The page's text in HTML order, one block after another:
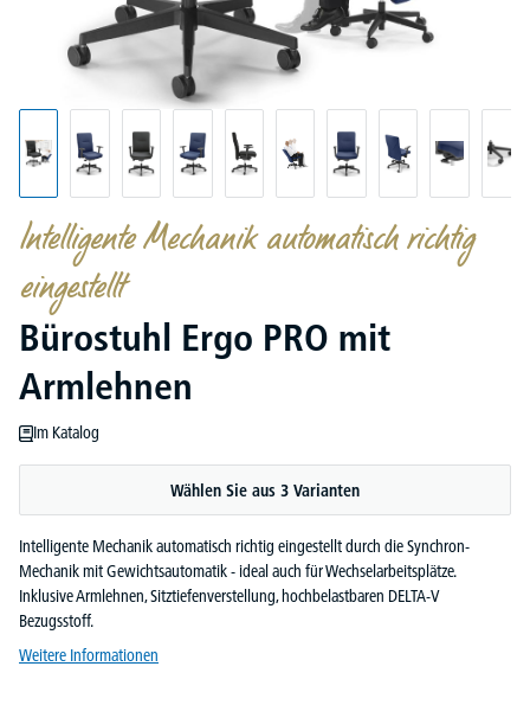
Intelligente Mechanik automatisch richtig
eingestellt
Bürostuhl Ergo PRO mit
Armlehnen
Im Katalog
Wählen Sie aus 3 Varianten
Intelligente Mechanik automatisch richtig eingestellt durch die Synchron-
Mechanik mit Gewichtsautomatik - ideal auch für Wechselarbeitsplätze.
Inklusive Armlehnen, Sitztiefenverstellung, hochbelastbaren DELTA-V
Bezugsstoff.
Weitere Informationen